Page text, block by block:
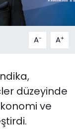
A- A+
düzeyinde
ve